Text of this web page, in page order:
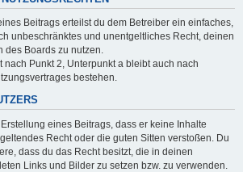
Beitrags erteilst du dem Betreiber ein einfaches,
unbeschränktes und unentgeltliches Recht, deinen
des Boards zu nutzen.
nach Punkt 2, Unterpunkt a bleibt auch nach
bestehen.
eines Beitrags, dass er keine Inhalte
Recht oder die guten Sitten verstoßen. Du
dass du das Recht besitzt, die in deinen
Links und Bilder zu setzen bzw. zu verwenden.